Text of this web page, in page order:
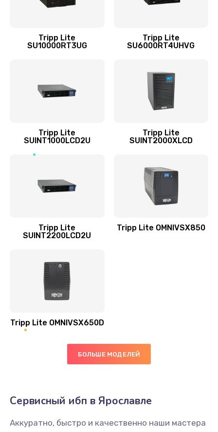
Tripp Lite
SU10000RT3UG
Tripp Lite
SU6000RT4UHVG
Tripp Lite
SUINT1000LCD2U
Tripp Lite
SUINT2000XLCD
Tripp Lite
SUINT2200LCD2U
Tripp Lite OMNIVSX850
Tripp Lite OMNIVSX650D
БОЛЬШЕ МОДЕЛЕЙ
Сервисный ибп в Ярославле
Аккуратно, быстро и качественно наши мастера